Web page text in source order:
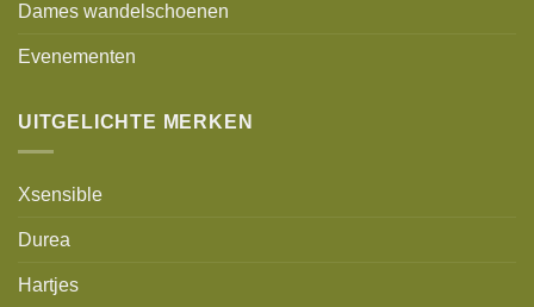
Dames wandelschoenen
Evenementen
UITGELICHTE MERKEN
Xsensible
Durea
Hartjes